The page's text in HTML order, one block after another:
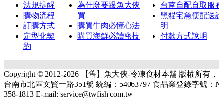
法規提醒
購物流程
訂購方式
定型化契
約
為什麼要跟魚大俠
買
購買牛肉必懂心法
購買海鮮必讀密技
台南自配自取服
黑貓宅急便配送
明
付款方式說明
Copyright © 2012-2026 【舊】魚大俠-冷凍食材本舖 版權所有
台南市北區文賢一路351號 統編：54063797 食品業登錄字號：
358-1813 E-mail: service@twfish.com.tw